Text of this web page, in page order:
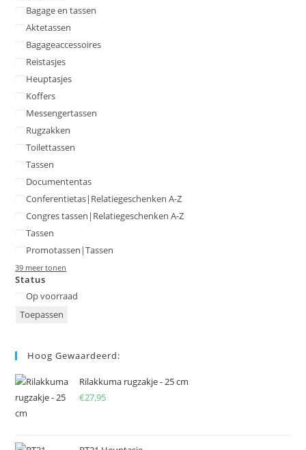
Categorie
Bagage en tassen
Aktetassen
Bagageaccessoires
Reistasjes
Heuptasjes
Koffers
Messengertassen
Rugzakken
Toilettassen
Tassen
Documententas
Conferentietas|Relatiegeschenken A-Z
Congres tassen|Relatiegeschenken A-Z
Tassen
Promotassen|Tassen
39 meer tonen
Status
Status
Op voorraad
Toepassen
Hoog Gewaardeerd:
Rilakkuma rugzakje - 25 cm
€27,95